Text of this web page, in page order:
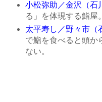
小松弥助／金沢（石
る」を体現する鮨屋。
太平寿し／野々市（
で鮨を食べると頭か
ない。